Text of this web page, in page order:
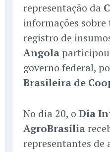
representação da
informações sobre
registro de
Angola
governo federal,
Brasileira de
No dia 20, o Dia
AgroBrasília
representantes de